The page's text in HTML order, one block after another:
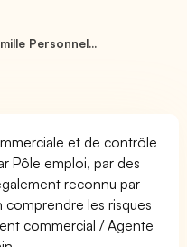
Personnel...
et de contrôle
Pôle emploi, par des
reconnu par
comprendre les risques
commercial / Agente